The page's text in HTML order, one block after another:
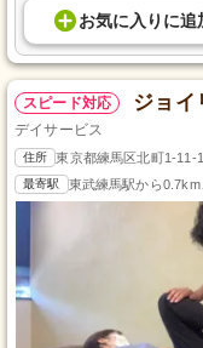
お気に入り に追
スピード対応 ジョイ
デイサービス
住所 東京都練馬区北町1-11-
最寄駅 東武練馬駅から